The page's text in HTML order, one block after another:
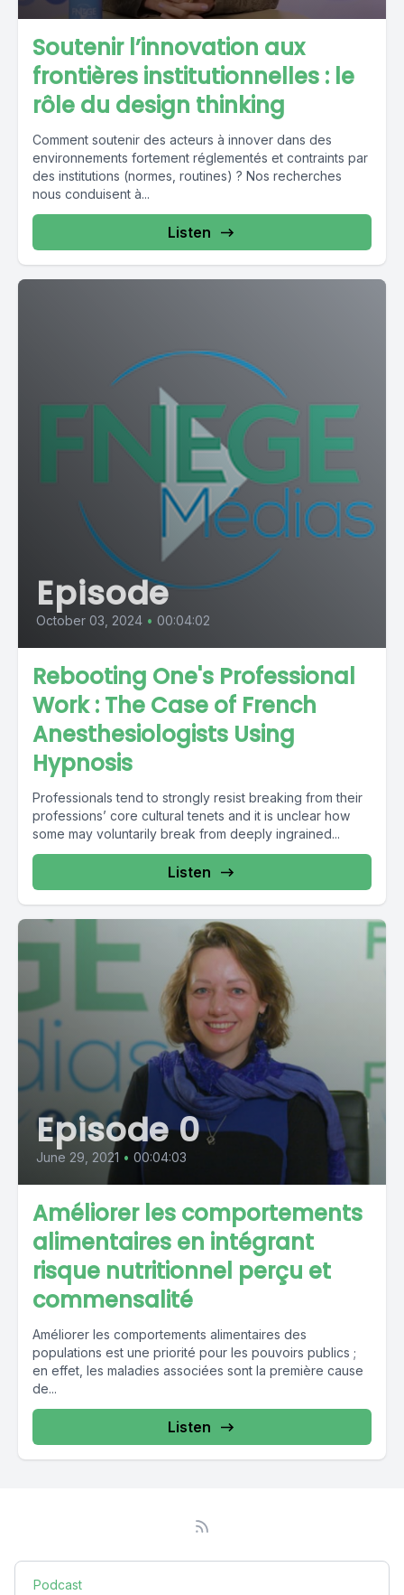
Soutenir l’innovation aux
frontières institutionnelles : le
rôle du design thinking
Comment soutenir des acteurs à innover dans des
environnements fortement réglementés et contraints par
des institutions (normes, routines) ? Nos recherches
nous conduisent à...
Listen
Episode
October 03, 2024 • 00:04:02
Rebooting One's Professional
Work : The Case of French
Anesthesiologists Using
Hypnosis
Professionals tend to strongly resist breaking from their
professions’ core cultural tenets and it is unclear how
some may voluntarily break from deeply ingrained...
Listen
Episode 0
June 29, 2021 • 00:04:03
Améliorer les comportements
alimentaires en intégrant
risque nutritionnel perçu et
commensalité
Améliorer les comportements alimentaires des
populations est une priorité pour les pouvoirs publics ;
en effet, les maladies associées sont la première cause
de...
Listen
Podcast